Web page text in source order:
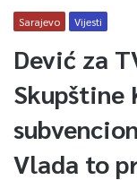
Sarajevo Vijesti
Dević za
Skupštine
Vlada to